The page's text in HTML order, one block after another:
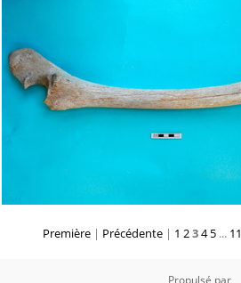
Première| Précédente| 1 234 5... 11
Propulsé par